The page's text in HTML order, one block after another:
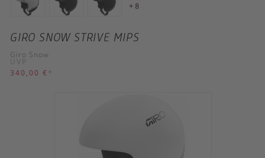
+ 8
GIRO SNOW STRIVE MIPS
Giro Snow
UVP
340,00 € *